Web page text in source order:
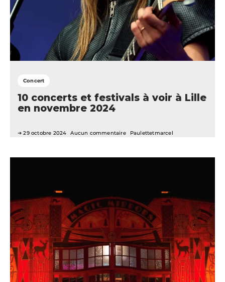
Concert
10 concerts et festivals à voir à Lille
en novembre 2024
29 octobre 2024 Aucun commentaire Paulettetmarcel